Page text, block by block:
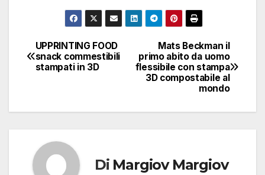
Navigazione
articoli
Mats Beckman il
primo abito da uomo
flessibile con stampa
3D compostabile al
mondo
UPPRINTING FOOD
snack commestibili
stampati in 3D
Di Margiov Margiov